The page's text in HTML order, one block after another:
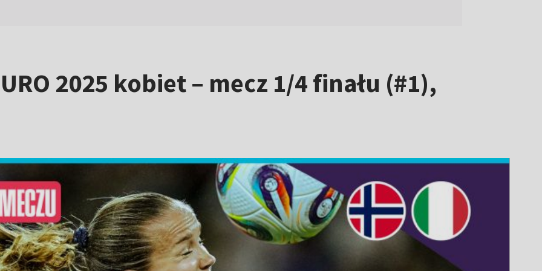
2025 kobiet – mecz 1/4 finału (#1),